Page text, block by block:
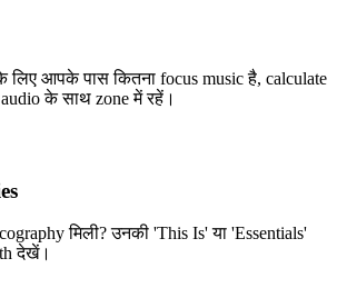
लिए आपके पास कितना focus music है, calculate
के साथ zone में रहें।
मिली? उनकी 'This Is' या 'Essentials'
देखें।